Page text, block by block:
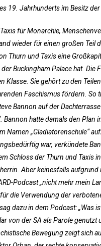
19. Jahrhunderts im Besitz der
für Monarchie,
wieder für einen großen Teil
Thurn und Taxis eine
Buckingham Palace hat. Die
Klasse. Sie gehört zu den
Faschismus fördern. So
Bannon auf der
Bannon hatte damals den Plan
Namen „Gladiatorenschule“
war, verkündete
Schloss der Thurn und Taxis
Aber keinesfalls
Podcast „nicht mehr mein
die Verwendung der
dazu in dem Podcast: „Was
von der SA als Parole
Bewegung zeigt sich